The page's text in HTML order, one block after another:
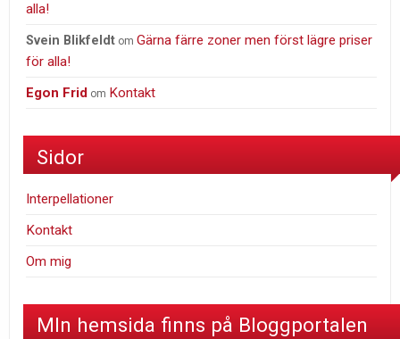
alla!
Svein Blikfeldt omGärna färre zoner men först lägre priser
för alla!
Egon Frid om Kontakt
Sidor
Interpellationer
Kontakt
Om mig
MIn hemsida finns på Bloggportalen